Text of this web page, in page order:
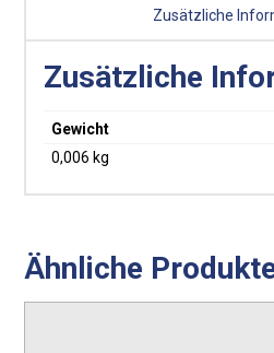
Zusätzliche
Zusätzliche
Gewicht
0,006 kg
Ähnliche